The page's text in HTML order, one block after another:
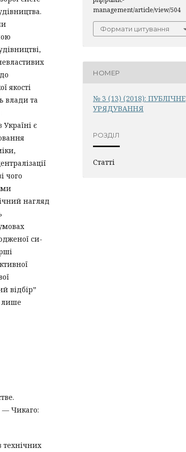
якості
влади та
є
чого
нагляд
си-
відбір”
лише
— Чикаго:
технічних
management/article/view/504
Формати цитування
НОМЕР
№ 3 (13) (2018): ПУБЛІЧНЕ
УРЯДУВАННЯ
РОЗДІЛ
Статті